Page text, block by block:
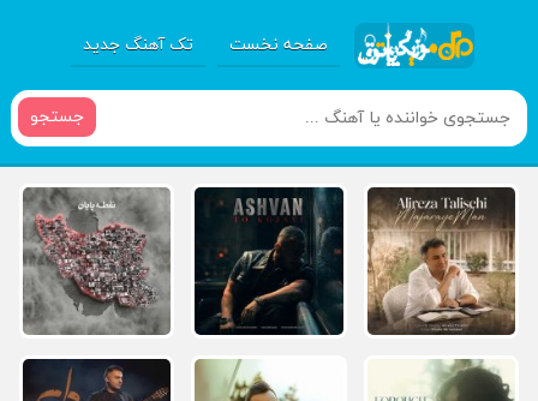
صفحه نخست تک آهنگ جدید
جستجو